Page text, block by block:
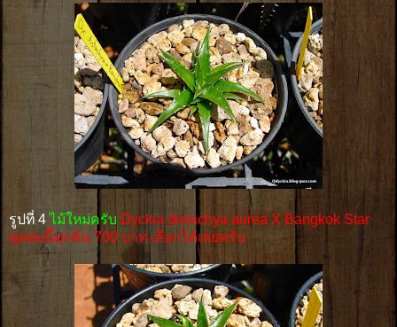
รูปที่ 4ไม้ใหม่ครับ Dyckia distachya aurea X Bangkok Star
คู่ผสมนี้ทุกต้น 700 บาท เลือกได้เลยครับ